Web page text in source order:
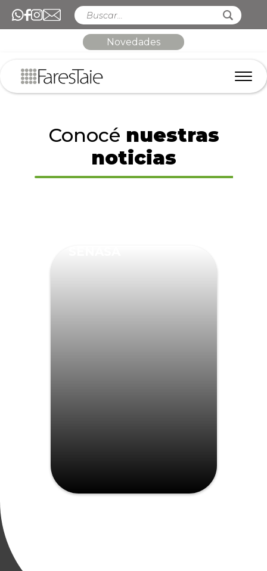
Novedades
Conocé nuestras
noticias